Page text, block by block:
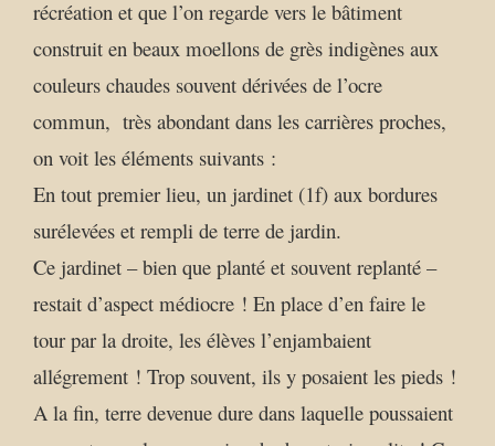
récréation et que l’on regarde vers le bâtiment
construit en beaux moellons de grès indigènes aux
couleurs chaudes souvent dérivées de l’ocre
commun, très abondant dans les carrières proches,
on voit les éléments suivants :
En tout premier lieu, un jardinet (1f) aux bordures
surélevées et rempli de terre de jardin.
Ce jardinet – bien que planté et souvent replanté –
restait d’aspect médiocre ! En place d’en faire le
tour par la droite, les élèves l’enjambaient
allégrement ! Trop souvent, ils y posaient les pieds !
A la fin, terre devenue dure dans laquelle poussaient